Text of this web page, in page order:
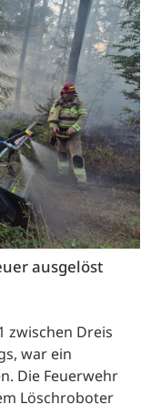
ausgelöst
zwischen Dreis
war ein
Die Feuerwehr
Löschroboter